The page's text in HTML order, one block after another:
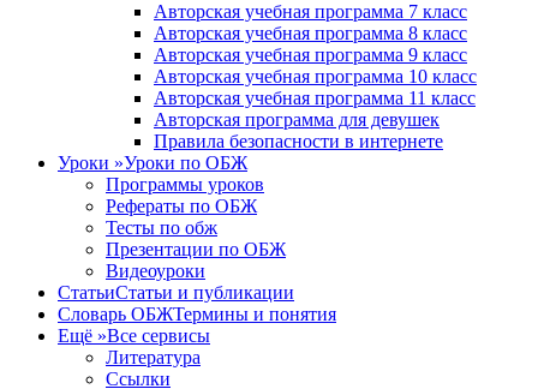
Авторская учебная программа 7 класс
Авторская учебная программа 8 класс
Авторская учебная программа 9 класс
Авторская учебная программа 10 класс
Авторская учебная программа 11 класс
Авторская программа для девушек
Правила безопасности в интернете
Уроки »Уроки по ОБЖ
Программы уроков
Рефераты по ОБЖ
Тесты по обж
Презентации по ОБЖ
Видеоуроки
СтатьиСтатьи и публикации
Словарь ОБЖТермины и понятия
Ещё »Все сервисы
Литература
Ссылки